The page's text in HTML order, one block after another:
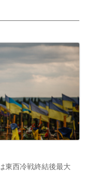
東西冷戦終結後最大